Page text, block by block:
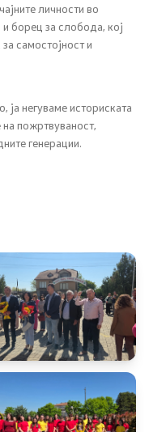
карактер
личности во
борец за слобода, кој
самостојност и
негуваме историската
пожртвуваност,
генерации.